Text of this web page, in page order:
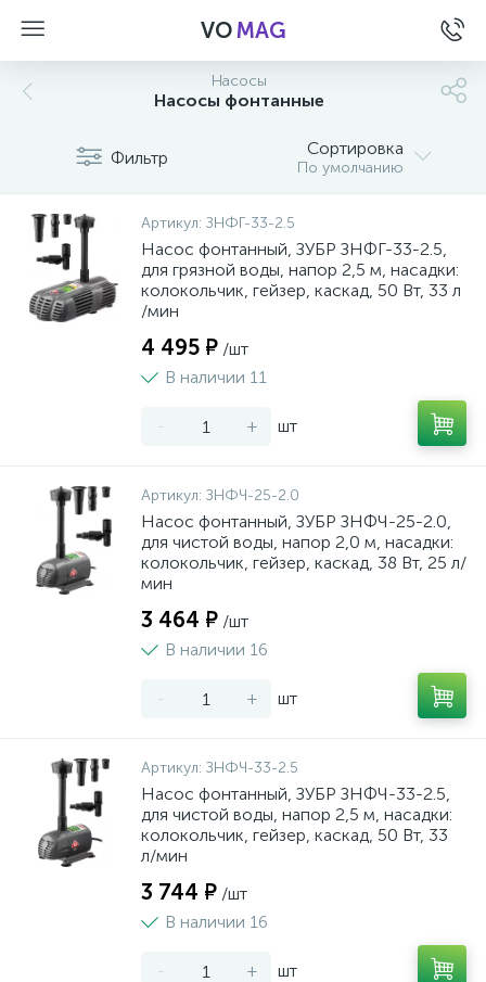
VOMAG
Насосы
Насосы фонтанные
Фильтр Сортировка
По умолчанию
Артикул: ЗНФГ-33-2.5
Насос фонтанный, ЗУБР ЗНФГ-33-2.5,
для грязной воды, напор 2,5 м, насадки:
колокольчик, гейзер, каскад, 50 Вт, 33 л
/мин
4 495 ₽ /шт
В наличии 11
- + шт
Артикул: ЗНФЧ-25-2.0
Насос фонтанный, ЗУБР ЗНФЧ-25-2.0,
для чистой воды, напор 2,0 м, насадки:
колокольчик, гейзер, каскад, 38 Вт, 25 л/
мин
3 464 ₽ /шт
В наличии 16
- + шт
Артикул: ЗНФЧ-33-2.5
Насос фонтанный, ЗУБР ЗНФЧ-33-2.5,
для чистой воды, напор 2,5 м, насадки:
колокольчик, гейзер, каскад, 50 Вт, 33
л/мин
3 744 ₽ /шт
В наличии 16
- + шт